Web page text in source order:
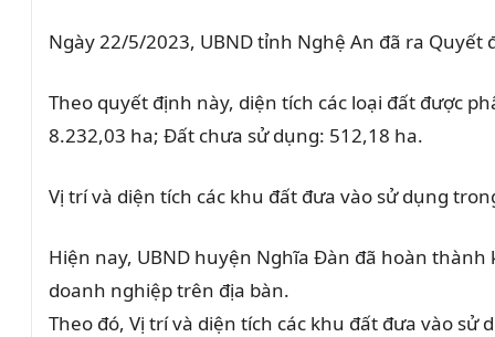
Ngày 22/5/2023, UBND tỉnh Nghệ An đã ra
Theo quyết định này, diện tích các loại đất được
8.232,03 ha; Đất chưa sử dụng: 512,18 ha.
Vị trí và diện tích các khu đất đưa vào sử dụng
Hiện nay, UBND huyện Nghĩa Đàn đã hoàn
doanh nghiệp trên địa bàn.
Theo đó, Vị trí và diện tích các khu đất đưa vào